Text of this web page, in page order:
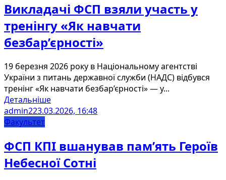
Викладачі ФСП взяли участь у
тренінгу «Як навчати
безбар’єрності»
19 березня 2026 року в Національному агентстві
України з питань державної служби (НАДС) відбувся
тренінг «Як навчати безбар’єрності» — у...
Детальніше
admin223.03.2026, 16:48
Факультет
ФСП КПІ вшанував пам’ять Героїв
Небесної Сотні